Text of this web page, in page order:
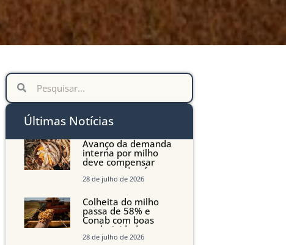
Últimas Notícias
Avanço da demanda
interna por milho
deve compensar
aumento da oferta
com safra recorde em
Imea
28 de julho de 2026
Colheita do milho
passa de 58% e
Conab com boas
produtividades em
Mato Grosso, mas
28 de julho de 2026